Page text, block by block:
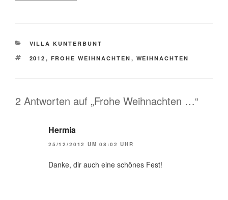
KATEGORIEN
VILLA KUNTERBUNT
SCHLAGWÖRTER
2012 , FROHE WEIHNACHTEN , WEIHNACHTEN
2 Antworten auf „Frohe Weihnachten …“
Hermia
25/12/2012 UM 08:02 UHR
Danke, dir auch eine schönes Fest!